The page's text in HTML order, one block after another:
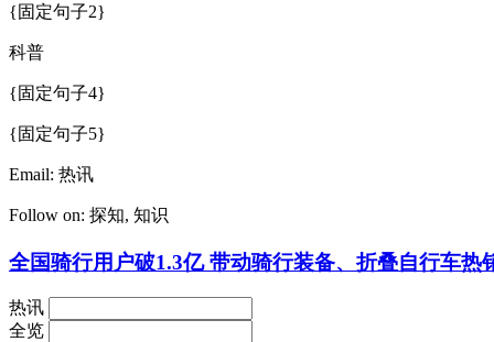
{固定句子2}
科普
{固定句子4}
{固定句子5}
Email: 热讯
Follow on: 探知, 知识
全国骑行用户破1.3亿 带动骑行装备、折叠自行车热
热讯
全览